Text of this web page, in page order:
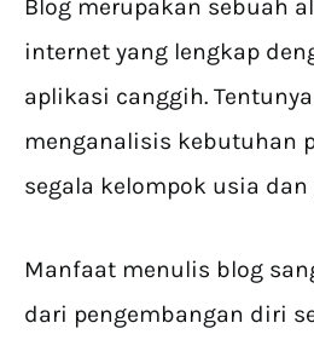
Blog merupakan sebuah
internet yang lengkap
aplikasi canggih.
menganalisis kebutuhan
segala kelompok usia dan
Manfaat menulis blog
dari pengembangan diri